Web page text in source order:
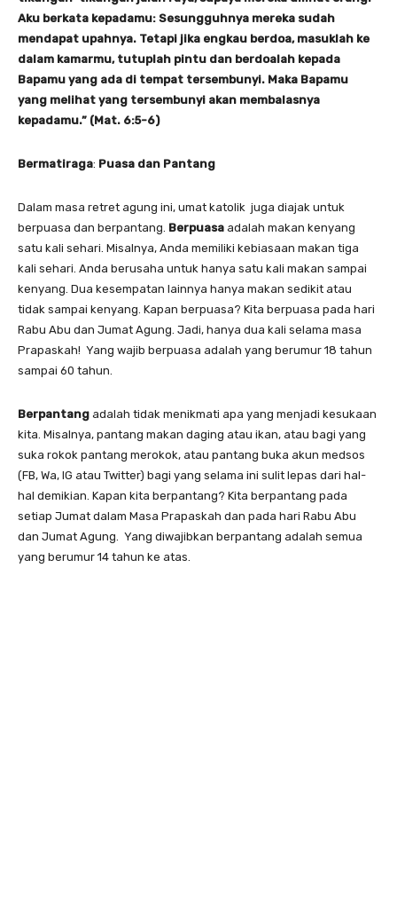
Aku berkata kepadamu: Sesungguhnya mereka sudah
mendapat upahnya. Tetapi jika engkau berdoa, masuklah ke
dalam kamarmu, tutuplah pintu dan berdoalah kepada
Bapamu yang ada di tempat tersembunyi. Maka Bapamu
yang melihat yang tersembunyi akan membalasnya
kepadamu.” (Mat. 6:5-6)
Bermatiraga: Puasa dan Pantang
Dalam masa retret agung ini, umat katolik juga diajak untuk
berpuasa dan berpantang. Berpuasa adalah makan kenyang
satu kali sehari. Misalnya, Anda memiliki kebiasaan makan tiga
kali sehari. Anda berusaha untuk hanya satu kali makan sampai
kenyang. Dua kesempatan lainnya hanya makan sedikit atau
tidak sampai kenyang. Kapan berpuasa? Kita berpuasa pada hari
Rabu Abu dan Jumat Agung. Jadi, hanya dua kali selama masa
Prapaskah! Yang wajib berpuasa adalah yang berumur 18 tahun
sampai 60 tahun.
Berpantang adalah tidak menikmati apa yang menjadi kesukaan
kita. Misalnya, pantang makan daging atau ikan, atau bagi yang
suka rokok pantang merokok, atau pantang buka akun medsos
(FB, Wa, IG atau Twitter) bagi yang selama ini sulit lepas dari hal-
hal demikian. Kapan kita berpantang? Kita berpantang pada
setiap Jumat dalam Masa Prapaskah dan pada hari Rabu Abu
dan Jumat Agung. Yang diwajibkan berpantang adalah semua
yang berumur 14 tahun ke atas.